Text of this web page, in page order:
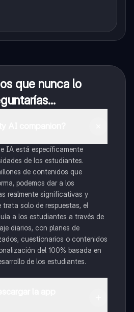
que nunca lo
IA está específicamente
de los estudiantes.
de contenidos que
podemos dar a los
realmente significativas y
trata solo de respuestas, el
a los estudiantes a través de
diarios, con planes de
cuestionarios o contenidos
del 100% basada en
de los estudiantes.